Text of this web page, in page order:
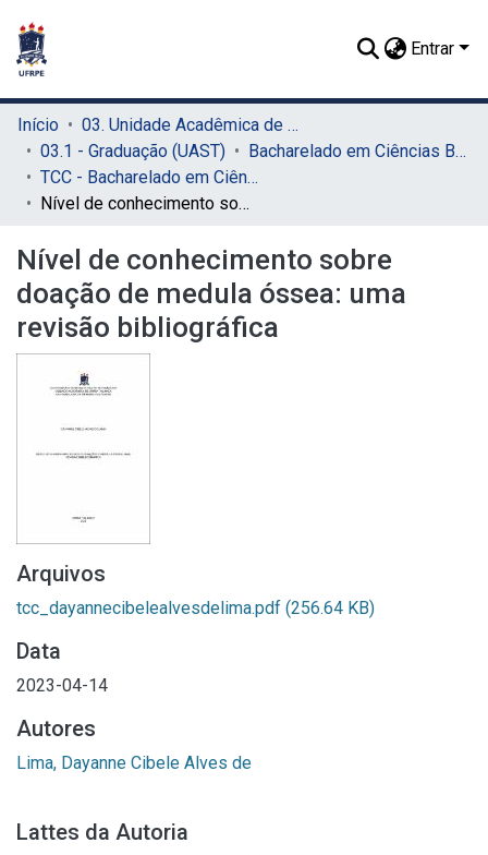
Entrar
Início
03. Unidade Acadêmica de Serra Talhada (UAST)
03.1 - Graduação (UAST)
Bacharelado em Ciências Biológicas (UAST)
TCC - Bacharelado em Ciências Biológicas (UAST)
Nível de conhecimento sobre doação de medula óssea: uma revisão bibliográfica
Nível de conhecimento sobre
doação de medula óssea: uma
revisão bibliográfica
Arquivos
tcc_dayannecibelealvesdelima.pdf (256.64 KB)
Data
2023-04-14
Autores
Lima, Dayanne Cibele Alves de
Lattes da Autoria